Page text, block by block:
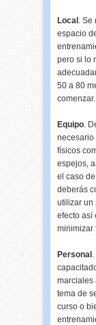
Local .
espacio
pero si lo
50 a 80
comenzar.
Equipo .
necesario
físicos
espejos,
el caso
deberás
utilizar un
efecto así
minimizar
Personal
marciales
tema de
curso o